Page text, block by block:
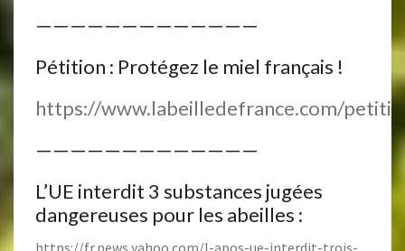
—————————————
Pétition : Protégez le miel français !
https://www.labeilledefrance.com/
—————————————
L’UE interdit 3 substances jugées
dangereuses pour les abeilles :
https://fr.news.yahoo.com/l-apos-ue-interdit-trois-